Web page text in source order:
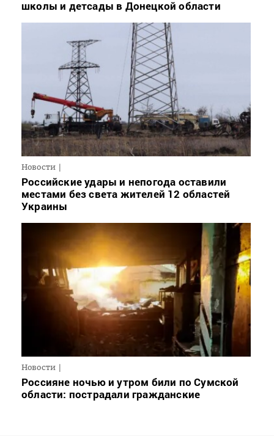
школы и детсады в Донецкой области
Новости
Российские удары и непогода оставили
местами без света жителей 12 областей
Украины
Новости
Россияне ночью и утром били по Сумской
области: пострадали гражданские